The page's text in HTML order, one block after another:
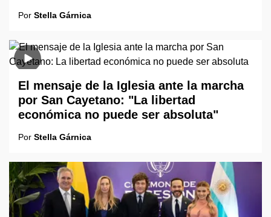
Por Stella Gárnica
El mensaje de la Iglesia ante la marcha
por San Cayetano: "La libertad
económica no puede ser absoluta"
Por Stella Gárnica